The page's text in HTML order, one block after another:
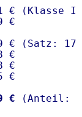
€ (Klasse I)
€
€ (Satz:
€
€
€
€